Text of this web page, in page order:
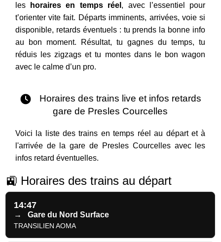
les
horaires en temps réel , avec l’essentiel pour
t’orienter vite fait. Départs imminents, arrivées, voie si
disponible, retards éventuels : tu prends la bonne info
au bon moment. Résultat, tu gagnes du temps, tu
réduis les zigzags et tu montes dans le bon wagon
avec le calme d’un pro.
Horaires des trains live et infos retards
gare de Presles Courcelles
Voici la liste des trains en temps réel au départ et à
l'arrivée de la gare de Presles Courcelles avec les
infos retard éventuelles.
🚉 Horaires des trains au départ
14:47
→ Gare du Nord Surface
TRANSILIEN AOMA